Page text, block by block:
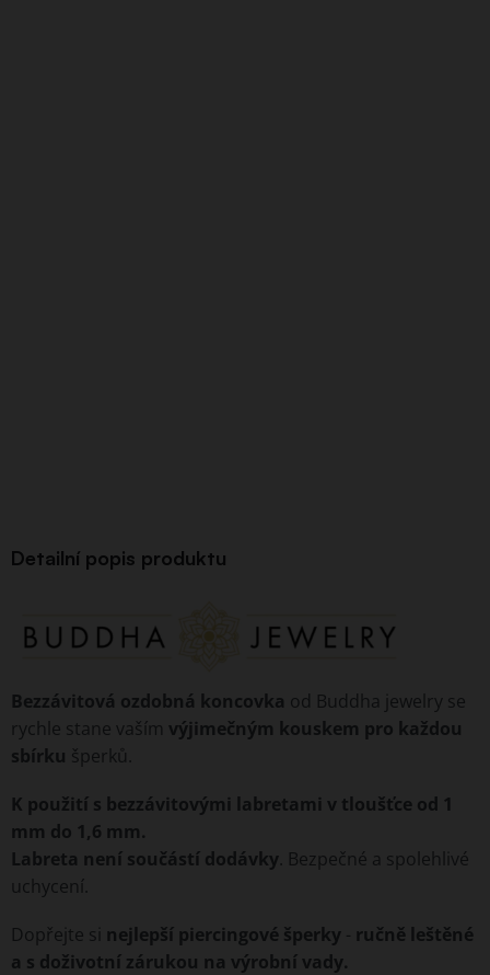
Detailní popis produktu
Bezzávitová ozdobná koncovka od Buddha jewelry se
rychle stane vaším výjimečným kouskem pro každou
sbírku šperků.
K použití s bezzávitovými labretami v tloušťce od 1
mm do 1,6 mm.
Labreta není součástí dodávky . Bezpečné a spolehlivé
uchycení.
Dopřejte si nejlepší piercingové šperky - ručně leštěné
a s doživotní zárukou na výrobní vady.